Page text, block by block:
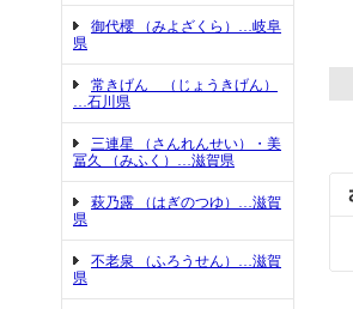
御代櫻 （みよざくら）…岐阜
県
常きげん （じょうきげん）
…石川県
三連星 （さんれんせい）・美
冨久 （みふく）…滋賀県
萩乃露 （はぎのつゆ）…滋賀
県
不老泉 （ふろうせん）…滋賀
県